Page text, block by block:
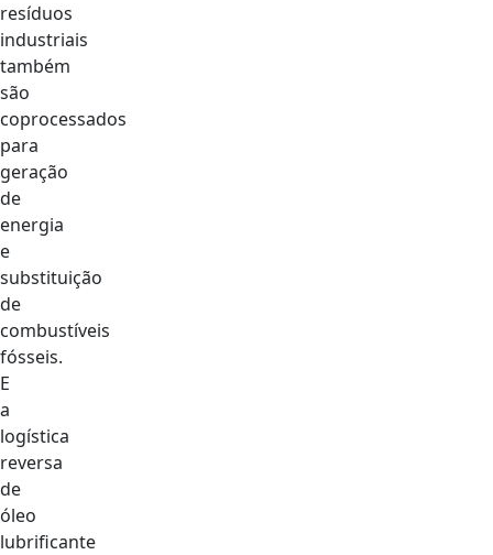
resíduos
industriais
também
são
coprocessados
para
geração
de
energia
e
substituição
de
combustíveis
fósseis.
E
a
logística
reversa
de
óleo
lubrificante